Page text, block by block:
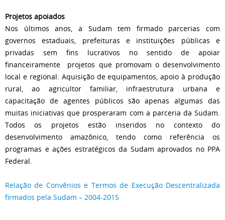
Projetos apoiados
Nos últimos anos, a Sudam tem firmado parcerias com
governos estaduais, prefeituras e instituições públicas e
privadas sem fins lucrativos no sentido de apoiar
financeiramente projetos que promovam o desenvolvimento
local e regional. Aquisição de equipamentos, apoio à produção
rural, ao agricultor familiar, infraestrutura urbana e
capacitação de agentes públicos são apenas algumas das
muitas iniciativas que prosperaram com a parceria da Sudam.
Todos os projetos estão inseridos no contexto do
desenvolvimento amazônico, tendo como referência os
programas e ações estratégicos da Sudam aprovados no PPA
Federal.
Relação de Convênios e Termos de Execução Descentralizada
firmados pela Sudam – 2004-2015